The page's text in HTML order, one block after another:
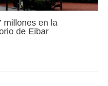
millones en la
de Eibar